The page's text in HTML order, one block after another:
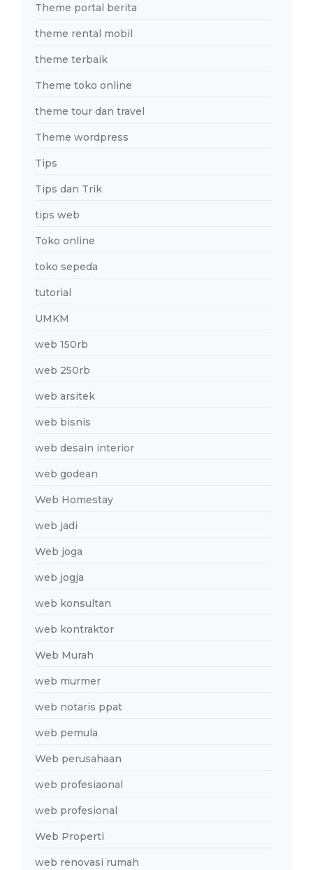
Theme portal berita
theme rental mobil
theme terbaik
Theme toko online
theme tour dan travel
Theme wordpress
Tips
Tips dan Trik
tips web
Toko online
toko sepeda
tutorial
UMKM
web 150rb
web 250rb
web arsitek
web bisnis
web desain interior
web godean
Web Homestay
web jadi
Web joga
web jogja
web konsultan
web kontraktor
Web Murah
web murmer
web notaris ppat
web pemula
Web perusahaan
web profesiaonal
web profesional
Web Properti
web renovasi rumah